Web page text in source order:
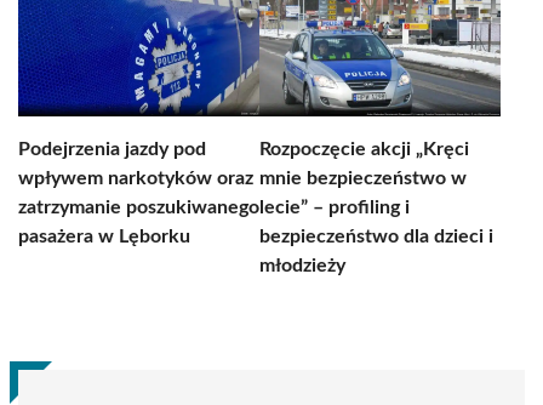
Podejrzenia jazdy pod
wpływem narkotyków oraz
zatrzymanie poszukiwanego
pasażera w Lęborku
Rozpoczęcie akcji „Kręci
mnie bezpieczeństwo w
lecie” – profiling i
bezpieczeństwo dla dzieci i
młodzieży